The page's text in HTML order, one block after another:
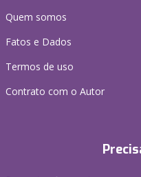
Quem somos
Fatos e Dados
Termos de uso
Contrato com o Autor